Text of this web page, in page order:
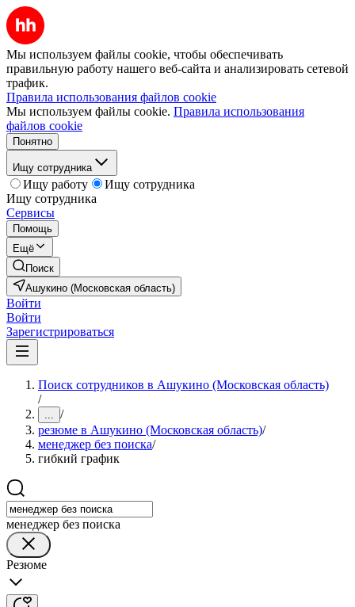
Мы используем файлы cookie, чтобы обеспечивать
правильную работу нашего веб-сайта и анализировать сетевой
трафик.
Правила использования файлов cookie
Мы используем файлы cookie. Правила использования
файлов cookie
Понятно
Ищу сотрудника
Ищу работу
Ищу сотрудника
Ищу сотрудника
Сервисы
Помощь
Ещё
Поиск
Ашукино (Московская область)
Войти
Войти
Зарегистрироваться
Поиск сотрудников в Ашукино (Московская область)
/
... /
резюме в Ашукино (Московская область)/
менеджер без поиска/
гибкий график
менеджер без поиска
Резюме